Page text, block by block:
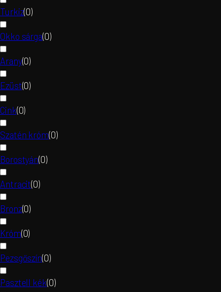
Turkiz(0)
Okko sárga(0)
Arany(0)
Ezüst(0)
Cink(0)
Szatén króm(0)
Borostyán(0)
Antracit(0)
Bronz(0)
Króm(0)
Pezsgőszín(0)
Pasztell kék(0)